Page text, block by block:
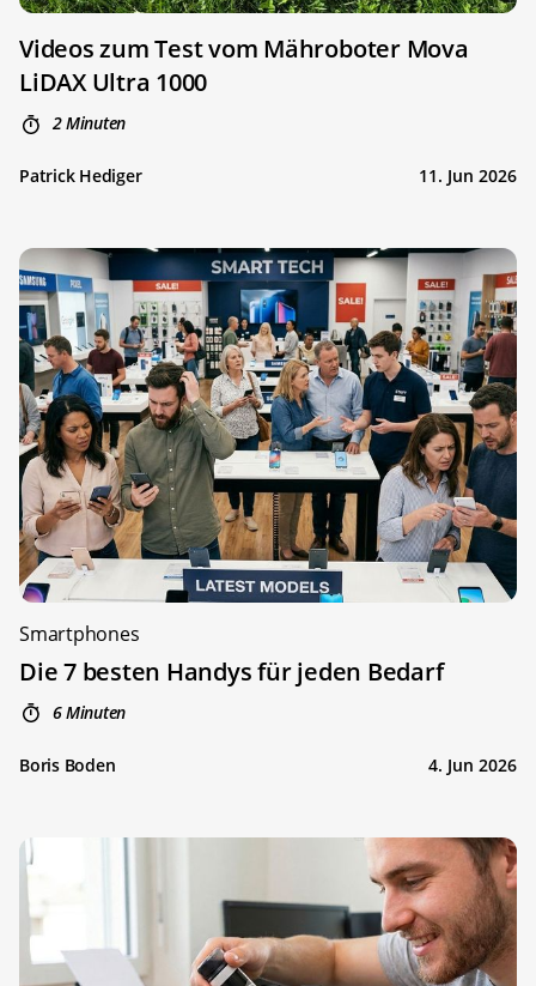
Videos zum Test vom Mähroboter Mova
LiDAX Ultra 1000
2 Minuten
Patrick Hediger 11. Jun 2026
Smartphones
Die 7 besten Handys für jeden Bedarf
6 Minuten
Boris Boden 4. Jun 2026